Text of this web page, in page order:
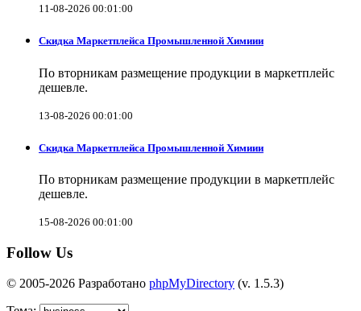
11-08-2026 00:01:00
Скидка Маркетплейса Промышленной Химиии
По вторникам размещение продукции в маркетплейс
дешевле.
13-08-2026 00:01:00
Скидка Маркетплейса Промышленной Химиии
По вторникам размещение продукции в маркетплейс
дешевле.
15-08-2026 00:01:00
Follow Us
© 2005-2026 Разработано phpMyDirectory (v. 1.5.3)